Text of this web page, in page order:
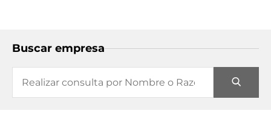
Buscar empresa